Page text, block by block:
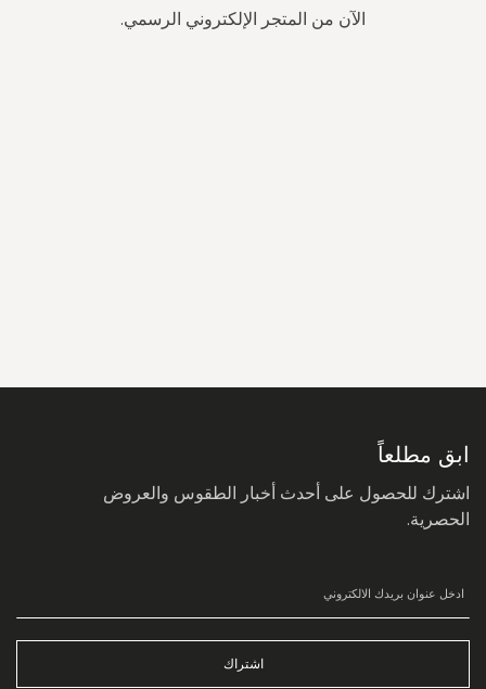
الآن من المتجر الإلكتروني الرسمي.
ابق مطلعاً
اشترك للحصول على أحدث أخبار الطقوس والعروض
الحصرية.
اشتراك